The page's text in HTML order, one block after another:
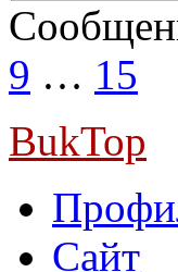
9 … 15
BukTop
Сайт